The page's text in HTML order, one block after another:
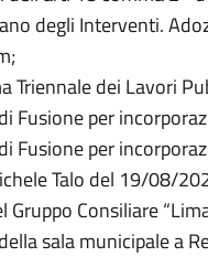
degli Interventi.
Triennale dei Lavori
Fusione per
Fusione per
Talo del 19/08/
Consiliare
sala municipale a